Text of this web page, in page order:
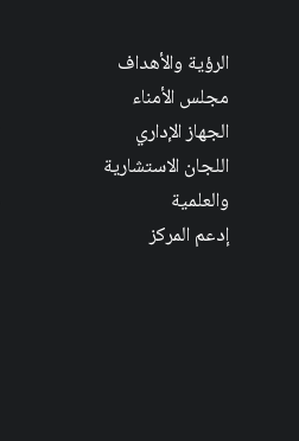
الرؤية والأهداف
مجلس الأمناء
الجهاز الإداري
اللجان الاستشارية
والعلمية
إدعم المركز